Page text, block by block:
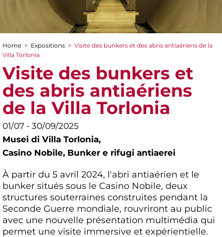
You are here
Home > Expositions > Visite des bunkers et des abris antiaériens de la
Villa Torlonia
Visite des bunkers et
des abris antiaériens
de la Villa Torlonia
01/07 - 30/09/2025
Musei di Villa Torlonia,
Casino Nobile, Bunker e rifugi antiaerei
À partir du 5 avril 2024, l'abri antiaérien et le
bunker situés sous le Casino Nobile, deux
structures souterraines construites pendant la
Seconde Guerre mondiale, rouvriront au public
avec une nouvelle présentation multimédia qui
permet une visite immersive et expérientielle.